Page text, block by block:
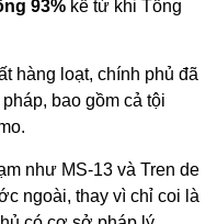
93% kể từ khi Tổng
hàng loạt, chính phủ đã
bao gồm cả tội
như MS-13 và Tren de
ngoài, thay vì chỉ coi là